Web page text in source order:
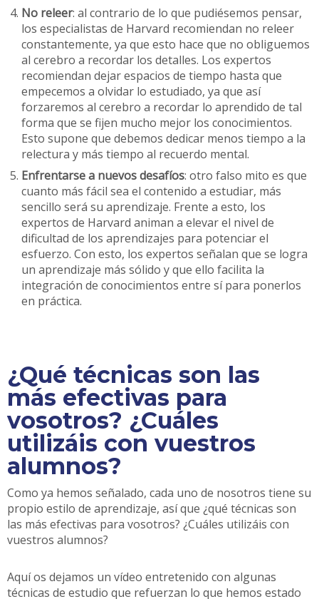
No releer: al contrario de lo que pudiésemos pensar,
los especialistas de Harvard recomiendan no releer
constantemente, ya que esto hace que no obliguemos
al cerebro a recordar los detalles. Los expertos
recomiendan dejar espacios de tiempo hasta que
empecemos a olvidar lo estudiado, ya que así
forzaremos al cerebro a recordar lo aprendido de tal
forma que se fijen mucho mejor los conocimientos.
Esto supone que debemos dedicar menos tiempo a la
relectura y más tiempo al recuerdo mental.
Enfrentarse a nuevos desafíos: otro falso mito es que
cuanto más fácil sea el contenido a estudiar, más
sencillo será su aprendizaje. Frente a esto, los
expertos de Harvard animan a elevar el nivel de
dificultad de los aprendizajes para potenciar el
esfuerzo. Con esto, los expertos señalan que se logra
un aprendizaje más sólido y que ello facilita la
integración de conocimientos entre sí para ponerlos
en práctica.
¿Qué técnicas son las
más efectivas para
vosotros? ¿Cuáles
utilizáis con vuestros
alumnos?
Como ya hemos señalado, cada uno de nosotros tiene su
propio estilo de aprendizaje, así que ¿qué técnicas son
las más efectivas para vosotros? ¿Cuáles utilizáis con
vuestros alumnos?
Aquí os dejamos un vídeo entretenido con algunas
técnicas de estudio que refuerzan lo que hemos estado